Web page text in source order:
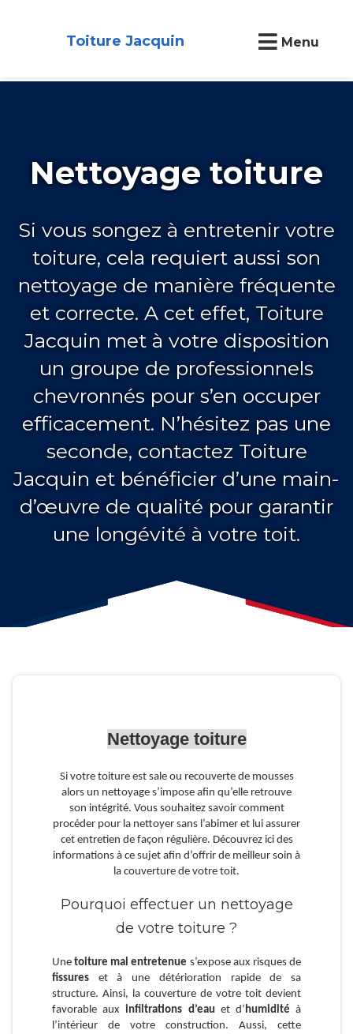
Toiture Jacquin Menu
Nettoyage toiture
Si vous songez à entretenir votre
toiture, cela requiert aussi son
nettoyage de manière fréquente
et correcte. A cet effet, Toiture
Jacquin met à votre disposition
un groupe de professionnels
chevronnés pour s’en occuper
efficacement. N’hésitez pas une
seconde, contactez Toiture
Jacquin et bénéficier d’une main-
d’œuvre de qualité pour garantir
une longévité à votre toit.
Nettoyage toiture
Si votre toiture est sale ou recouverte de mousses
alors un nettoyage s’impose afin qu’elle retrouve
son intégrité. Vous souhaitez savoir comment
procéder pour la nettoyer sans l’abimer et lui assurer
cet entretien de façon régulière. Découvrez ici des
informations à ce sujet afin d’offrir de meilleur soin à
la couverture de votre toit.
Pourquoi effectuer un nettoyage
de votre toiture ?
Unetoiture mal entretenue s’expose aux risques de
fissures et à une détérioration rapide de sa
structure. Ainsi, la couverture de votre toit devient
favorable auxinfiltrations d’eauet d’ humidité à
l’intérieur de votre construction. Aussi, cette